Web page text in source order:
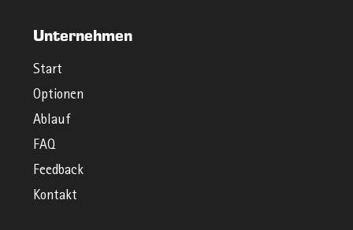
Unternehmen
Start
Optionen
Ablauf
FAQ
Feedback
Kontakt